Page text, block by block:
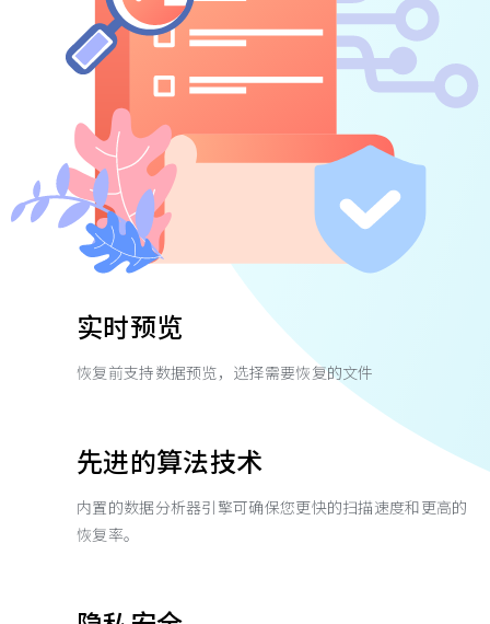
实时预览
恢复前支持数据预览，选择需要恢复的文件
先进的算法技术
内置的数据分析器引擎可确保您更快的扫描速度和更高的
恢复率。